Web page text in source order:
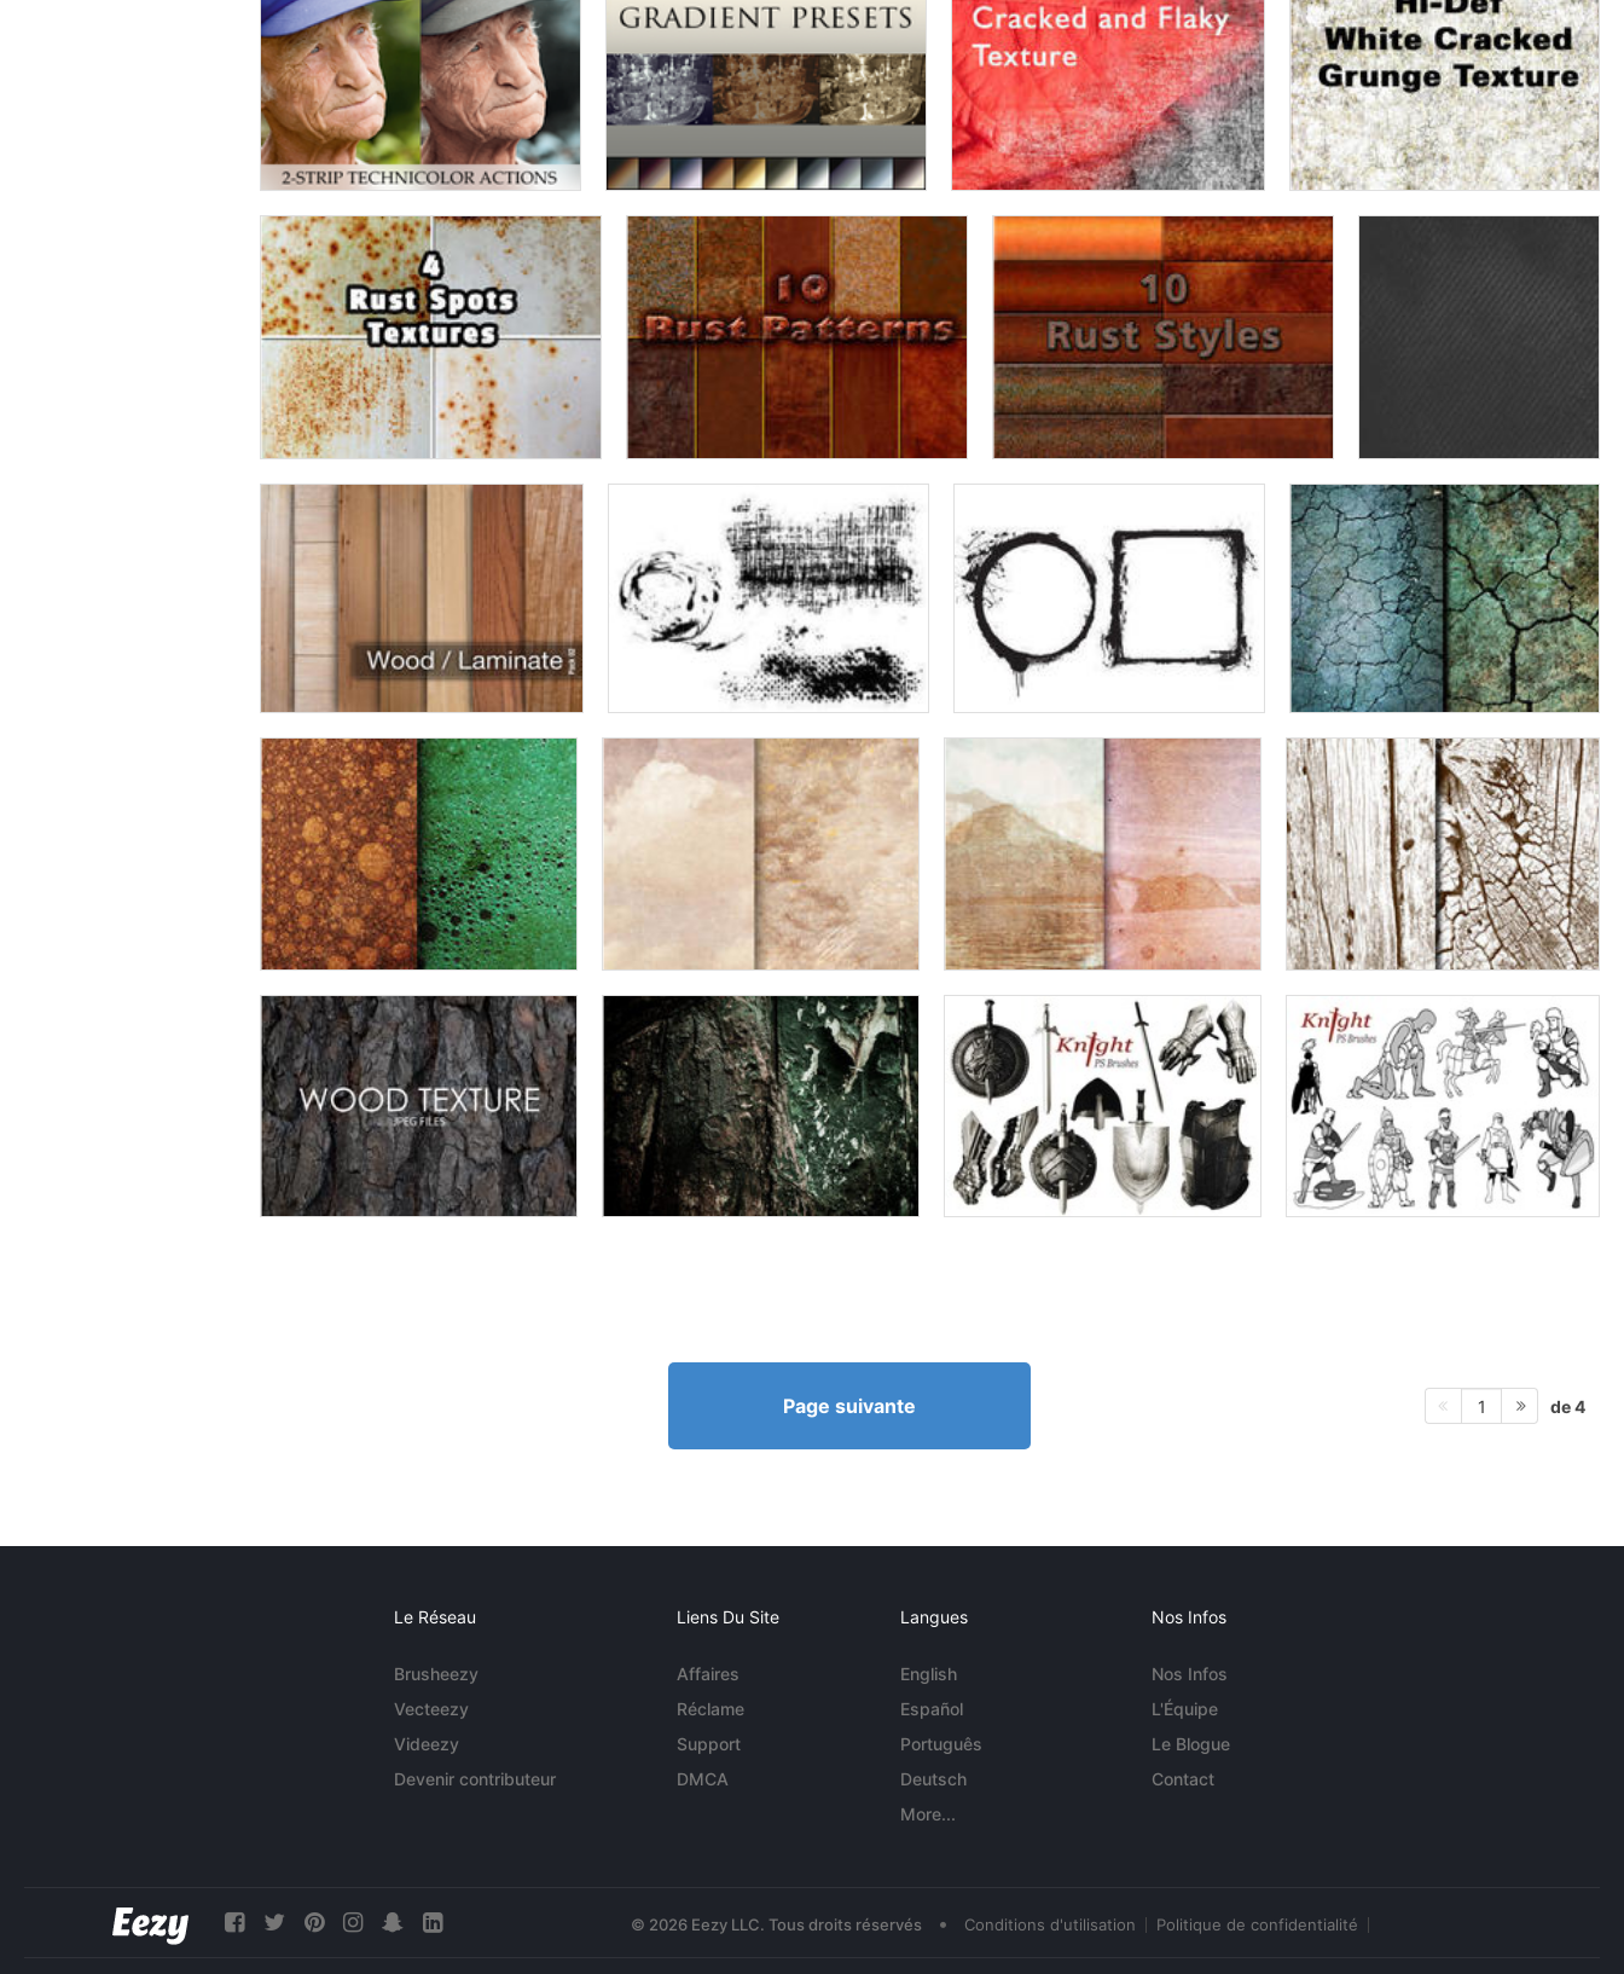
Page suivante 1 de 4
Le Réseau
Brusheezy
Vecteezy
Videezy
Devenir contributeur
Liens Du Site
Affaires
Réclame
Support
DMCA
Langues
English
Español
Português
Deutsch
More...
Nos Infos
Nos Infos
L'Équipe
Le Blogue
Contact
© 2026 Eezy LLC. Tous droits réservés • Conditions d'utilisation Politique de confidentialité